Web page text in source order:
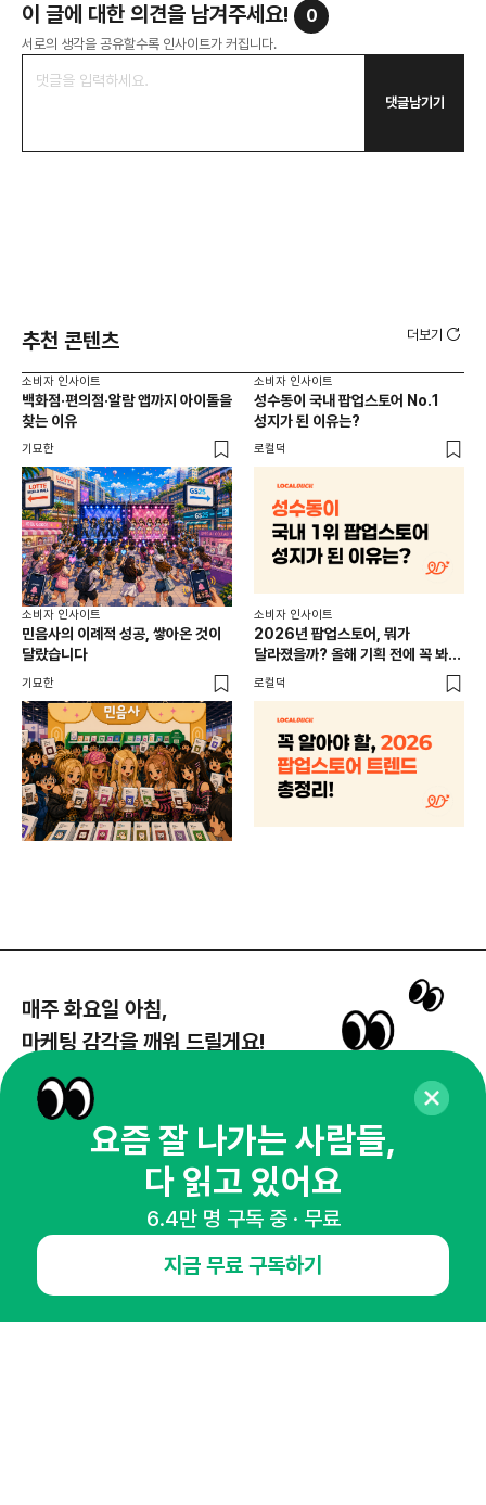
이 글에 대한 의견을 남겨주세요! 0
서로의 생각을 공유할수록 인사이트가 커집니다.
댓글남기기
추천 콘텐츠 더보기
소비자 인사이트
백화점·편의점·알람 앱까지 아이돌을
찾는 이유
기묘한
소비자 인사이트
성수동이 국내 팝업스토어 No.1
성지가 된 이유는?
로컬덕
소비자 인사이트
민음사의 이례적 성공, 쌓아온 것이
달랐습니다
기묘한
소비자 인사이트
2026년 팝업스토어, 뭐가
달라졌을까? 올해 기획 전에 꼭 봐야
할 트렌드 4가지
로컬덕
매주 화요일 아침,
마케팅 감각을 깨워 드릴게요!
뉴스레터 구독하기
오픈애즈란
요즘 잘 나가는 사람들,
다 읽고 있어요
6.4만 명 구독 중 · 무료
지금 무료 구독하기